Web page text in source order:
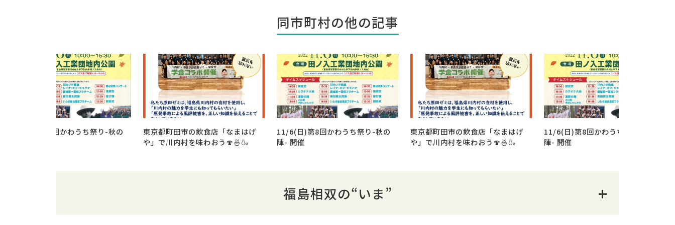
同市町村の他の記事
11/6(日)第8回かわうち祭り-秋の
東京都町田市の飲食店「なまはげ
や」で川内村を味わおう🍄🍜🍶
11/6(日)第8回かわうち祭り-秋の
陣- 開催
東京都町田市の飲食店「なまはげ
や」で川内村を味わおう🍄🍜🍶
11/6(日)第8回かわうち祭り-秋の
陣- 開催
福島相双の“いま”